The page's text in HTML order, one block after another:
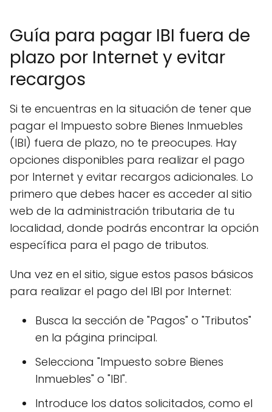
Guía para pagar IBI fuera de
plazo por Internet y evitar
recargos
Si te encuentras en la situación de tener que
pagar el Impuesto sobre Bienes Inmuebles
(IBI) fuera de plazo, no te preocupes. Hay
opciones disponibles para realizar el pago
por Internet y evitar recargos adicionales. Lo
primero que debes hacer es acceder al sitio
web de la administración tributaria de tu
localidad, donde podrás encontrar la opción
específica para el pago de tributos.
Una vez en el sitio, sigue estos pasos básicos
para realizar el pago del IBI por Internet:
Busca la sección de "Pagos" o "Tributos"
en la página principal.
Selecciona "Impuesto sobre Bienes
Inmuebles" o "IBI".
Introduce los datos solicitados, como el